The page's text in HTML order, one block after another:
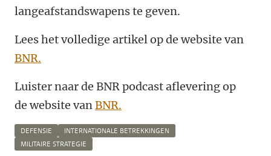
langeafstandswapens te geven.
Lees het volledige artikel op de website van
BNR.
Luister naar de BNR podcast aflevering op
de website vanBNR.
DEFENSIE
INTERNATIONALE BETREKKINGEN
MILITAIRE STRATEGIE